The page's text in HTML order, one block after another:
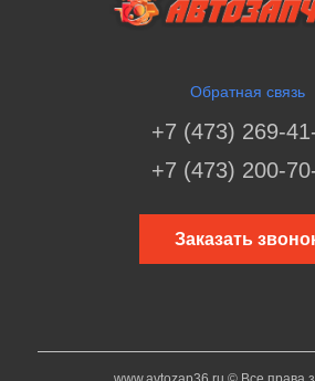
Обратная связь
+7 (473) 269-
+7 (473) 200-
Заказать